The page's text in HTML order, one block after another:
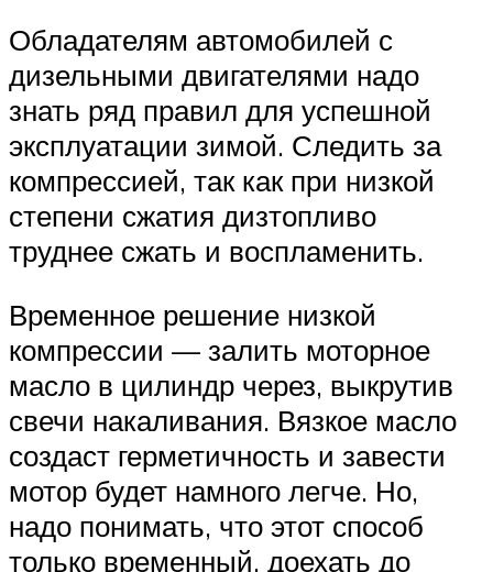
Обладателям автомобилей с
дизельными двигателями надо
знать ряд правил для успешной
эксплуатации зимой. Следить за
компрессией, так как при низкой
степени сжатия дизтопливо
труднее сжать и воспламенить.
Временное решение низкой
компрессии — залить моторное
масло в цилиндр через, выкрутив
свечи накаливания. Вязкое масло
создаст герметичность и завести
мотор будет намного легче. Но,
надо понимать, что этот способ
только временный, доехать до